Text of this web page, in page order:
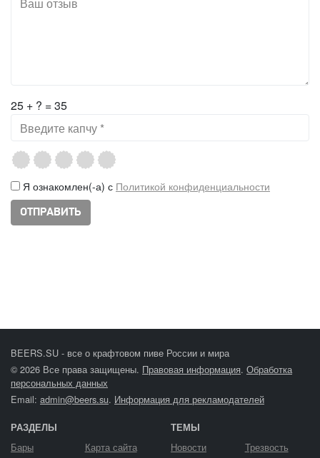
25 + ? = 35
Я ознакомлен(-а) с Политикой конфиденциальности
BEERS.SU - все о крафтовом пиве России и мира
© 2026 Все права защищены. Правовая информация. Обработка
персональных данных
Email: admin@beers.su. Информация для рекламодателей
РАЗДЕЛЫ
Бары
Карта сайта
ТЕМЫ
Новости
Трезвость